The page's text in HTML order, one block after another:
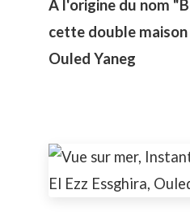
A l'origine du nom
cette double
Ouled Yaneg